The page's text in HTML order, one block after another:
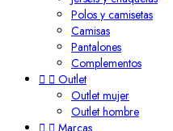
Polos y camisetas
Camisas
Pantalones
Complementos
  Outlet
Outlet mujer
Outlet hombre
  Marcas